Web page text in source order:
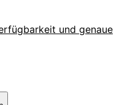
und genaue